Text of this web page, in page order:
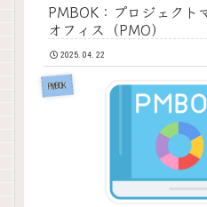
PMBOK：プロジェクト
オフィス（PMO）
2025.04.22
PMBOK